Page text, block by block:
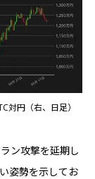
対円（右、日足）
ン攻撃を延期し
姿勢を示してお